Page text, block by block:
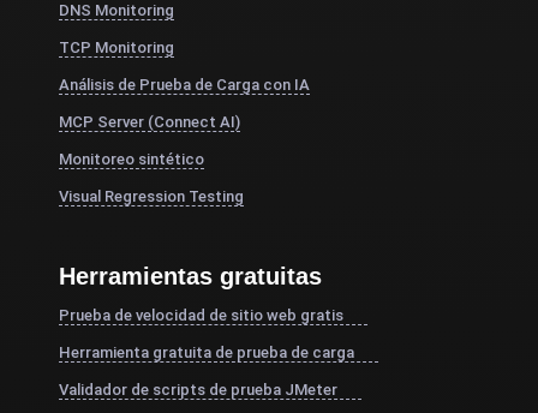
DNS Monitoring
TCP Monitoring
Análisis de Prueba de Carga con IA
MCP Server (Connect AI)
Monitoreo sintético
Visual Regression Testing
Herramientas gratuitas
Prueba de velocidad de sitio web gratis
Herramienta gratuita de prueba de carga
Validador de scripts de prueba JMeter